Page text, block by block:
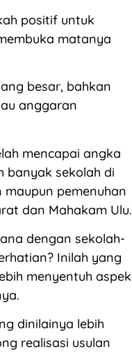
positif untuk
matanya
besar, bahkan
anggaran
mencapai angka
banyak sekolah di
pemenuhan
dan Mahakam Ulu.
dengan sekolah-
Inilah yang
menyentuh aspek
dinilainya lebih
realisasi usulan